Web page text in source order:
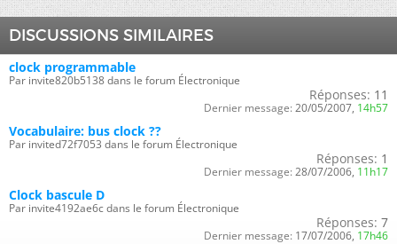
DISCUSSIONS SIMILAIRES
clock programmable
Par invite820b5138 dans le forum Électronique
Réponses: 11
Dernier message: 20/05/2007, 14h57
Vocabulaire: bus clock ??
Par invited72f7053 dans le forum Électronique
Réponses: 1
Dernier message: 28/07/2006, 11h17
Clock bascule D
Par invite4192ae6c dans le forum Électronique
Réponses: 7
Dernier message: 17/07/2006, 17h46